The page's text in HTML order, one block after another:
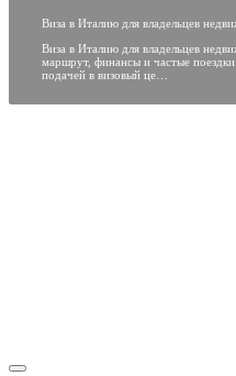
Виза в Италию для владельцев
Виза в Италию для владельцев
маршрут, финансы и частые
подачей в визовый це…